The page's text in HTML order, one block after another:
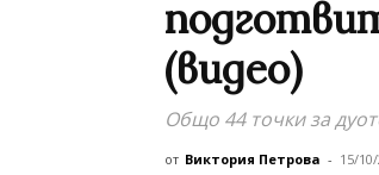
(видео)
Общо 44 точки за
от Виктория Петрова - 15/